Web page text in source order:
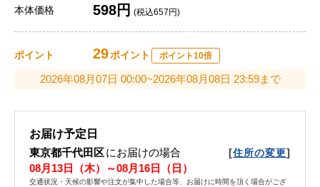
本体価格 598円 (税込657円)
ポイント 29ポイント ポイント10倍
2026年08月07日 00:00~2026年08月08日 23:59まで
お届け予定日
東京都千代田区にお届けの場合 [住所の変更]
08月13日（木）～08月16日（日）
交通状況・天候の影響や注文が集中した場合等、お届けに時間を頂く場合がござ